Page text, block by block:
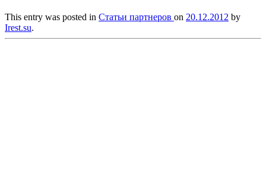
This entry was posted in Статьи партнеров on 20.12.2012 by
Irest.su.